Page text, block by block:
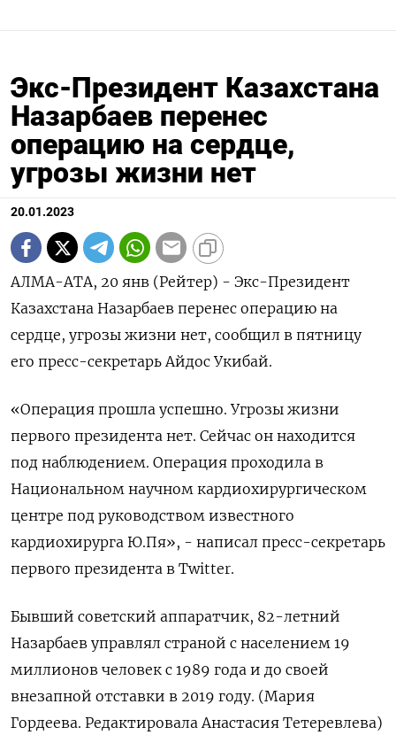
Экс-Президент Казахстана
Назарбаев перенес
операцию на сердце,
угрозы жизни нет
20.01.2023
АЛМА-АТА, 20 янв (Рейтер) - Экс-Президент
Казахстана Назарбаев перенес операцию на
сердце, угрозы жизни нет, сообщил в пятницу
его пресс-секретарь Айдос Укибай.
«Операция прошла успешно. Угрозы жизни
первого президента нет. Сейчас он находится
под наблюдением. Операция проходила в
Национальном научном кардиохирургическом
центре под руководством известного
кардиохирурга Ю.Пя», - написал пресс-секретарь
первого президента в Twitter.
Бывший советский аппаратчик, 82-летний
Назарбаев управлял страной с населением 19
миллионов человек с 1989 года и до своей
внезапной отставки в 2019 году. (Мария
Гордеева. Редактировала Анастасия Тетеревлева)